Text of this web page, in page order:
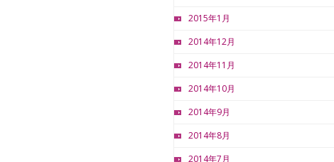
2015年1月
2014年12月
2014年11月
2014年10月
2014年9月
2014年8月
2014年7月